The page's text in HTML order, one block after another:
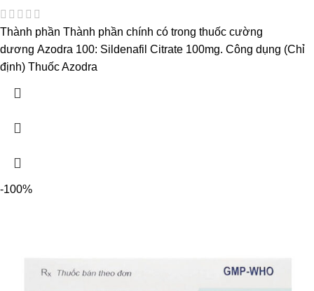
Thành phần Thành phần chính có trong thuốc cường
dương Azodra 100: Sildenafil Citrate 100mg. Công dụng (Chỉ
định) Thuốc Azodra
-100%